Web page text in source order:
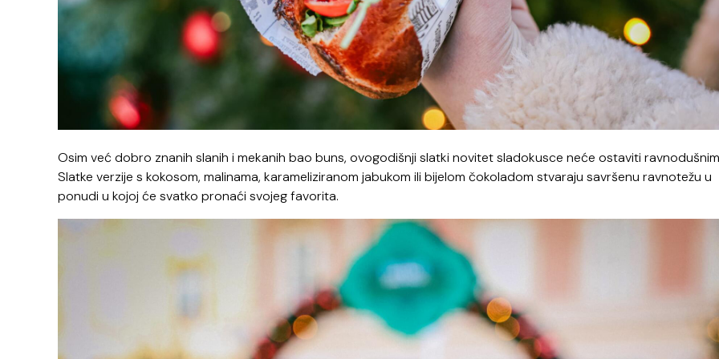
Osim već dobro znanih slanih i mekanih bao buns, ovogodišnji slatki novitet sladokusce neće ostaviti
Slatke verzije s kokosom, malinama, karameliziranom jabukom ili bijelom čokoladom stvaraju savršenu ravnotežu u
ponudi u kojoj će svatko pronaći svojeg favorita.